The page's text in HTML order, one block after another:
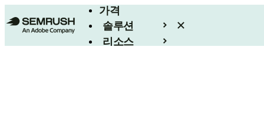
가격
솔루션
리소스